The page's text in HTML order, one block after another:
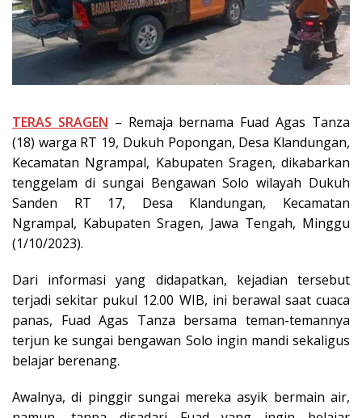
TERAS SRAGEN – Remaja bernama Fuad Agas Tanza
(18) warga RT 19, Dukuh Popongan, Desa Klandungan,
Kecamatan Ngrampal, Kabupaten Sragen, dikabarkan
tenggelam di sungai Bengawan Solo wilayah Dukuh
Sanden RT 17, Desa Klandungan, Kecamatan
Ngrampal, Kabupaten Sragen, Jawa Tengah, Minggu
(1/10/2023).
Dari informasi yang didapatkan, kejadian tersebut
terjadi sekitar pukul 12.00 WIB, ini berawal saat cuaca
panas, Fuad Agas Tanza bersama teman-temannya
terjun ke sungai bengawan Solo ingin mandi sekaligus
belajar berenang.
Awalnya, di pinggir sungai mereka asyik bermain air,